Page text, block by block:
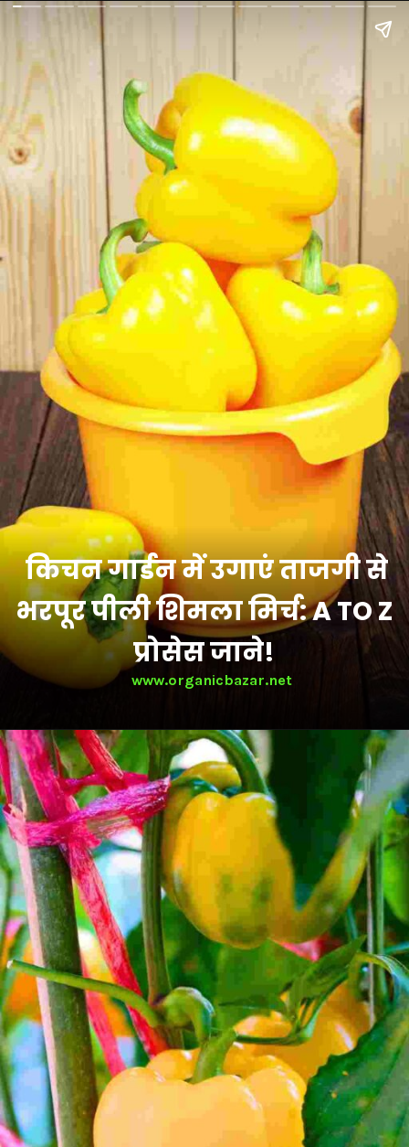
किचन गार्डन में उगाएं ताजगी से
भरपूर पीली शिमला मिर्च: A TO Z
प्रोसेस जाने!
www.organicbazar.net